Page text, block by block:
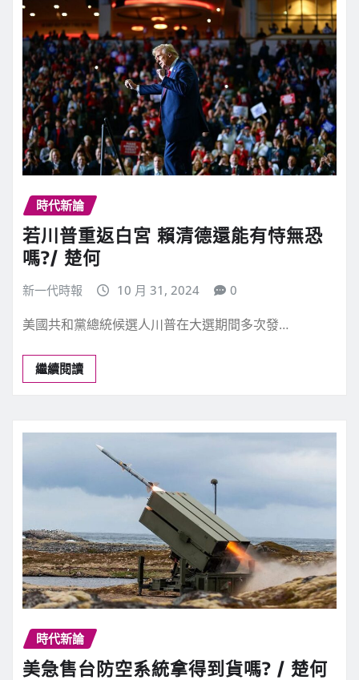
時代新論
若川普重返白宮 賴清德還能有恃無恐
嗎?/ 楚何
新一代時報 10 月 31, 2024 0
美國共和黨總統候選人川普在大選期間多次發…
繼續閱讀
時代新論
美急售台防空系統拿得到貨嗎? / 楚何